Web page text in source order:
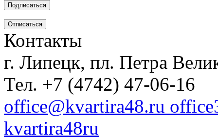
Контакты
г. Липецк, пл. Петра
Тел. +7 (4742) 47-06-16
office@kvartira48.ru
kvartira48ru